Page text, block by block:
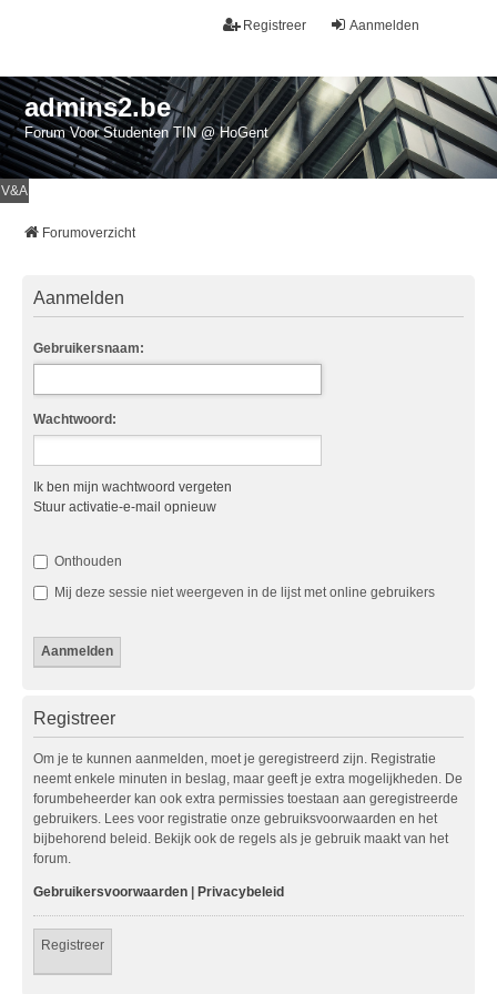
Aanmelden
Registreer
admins2.be
Forum Voor Studenten TIN @ HoGent
V&A
Forumoverzicht
Aanmelden
Gebruikersnaam:
Wachtwoord:
Ik ben mijn wachtwoord vergeten
Stuur activatie-e-mail opnieuw
Onthouden
Mij deze sessie niet weergeven in de lijst met online gebruikers
Registreer
Om je te kunnen aanmelden, moet je geregistreerd zijn. Registratie
neemt enkele minuten in beslag, maar geeft je extra mogelijkheden. De
forumbeheerder kan ook extra permissies toestaan aan geregistreerde
gebruikers. Lees voor registratie onze gebruiksvoorwaarden en het
bijbehorend beleid. Bekijk ook de regels als je gebruik maakt van het
forum.
Gebruikersvoorwaarden | Privacybeleid
Registreer